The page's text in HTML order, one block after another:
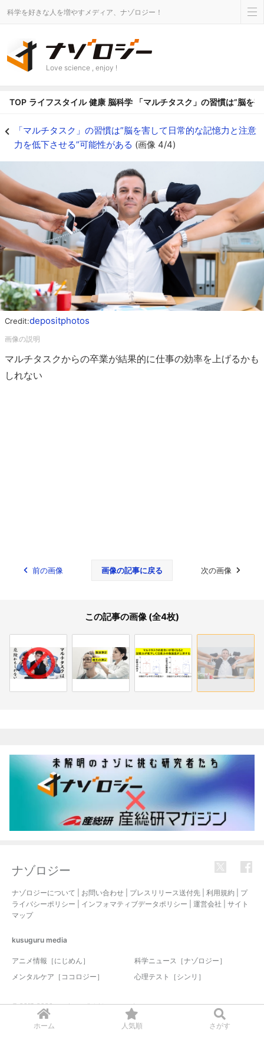
ホーム 人気順 さがす
科学を好きな人を増やすメディア、ナゾロジー！
Love science , enjoy !
TOP ライフスタイル 健康 脳科学 「マルチタスク」の習慣は”脳を
「マルチタスク」の習慣は”脳を害して日常的な記憶力と注意
力を低下させる”可能性がある (画像 4/4)
Credit:depositphotos
マルチタスクからの卒業が結果的に仕事の効率を上げるかも
しれない
前の画像 画像の記事に戻る 次の画像
この記事の画像 (全4枚)
ナゾロジー
ナゾロジーについて お問い合わせ プレスリリース送付先 利用規約
プ
ライバシーポリシー
インフォマティブデータポリシー 運営会社
サイト
マップ
kusuguru media
アニメ情報［にじめん］
科学ニュース［ナゾロジー］
メンタルケア［ココロジー］
心理テスト［シンリ］
© 2017-2026 nazology. all rights reserved.